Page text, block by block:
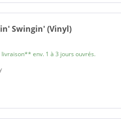
Swingin' (Vinyl)
env. 1 à 3 jours ouvrés.